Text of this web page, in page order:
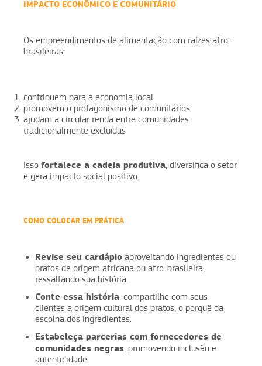
IMPACTO ECONÔMICO E COMUNITÁRIO
Os empreendimentos de alimentação com raízes afro-
brasileiras:
contribuem para a economia local
promovem o protagonismo de comunitários
ajudam a circular renda entre comunidades
tradicionalmente excluídas
Isso fortalece a cadeia produtiva, diversifica o setor
e gera impacto social positivo.
COMO COLOCAR EM PRÁTICA
Revise seu cardápio aproveitando ingredientes ou
pratos de origem africana ou afro-brasileira,
ressaltando sua história.
Conte essa história: compartilhe com seus
clientes a origem cultural dos pratos, o porquê da
escolha dos ingredientes.
Estabeleça parcerias com fornecedores de
comunidades negras, promovendo inclusão e
autenticidade.